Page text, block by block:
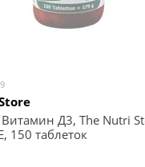
Д3, The Nutri
150 таблеток